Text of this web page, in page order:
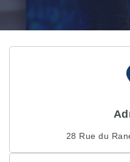
28 Rue du